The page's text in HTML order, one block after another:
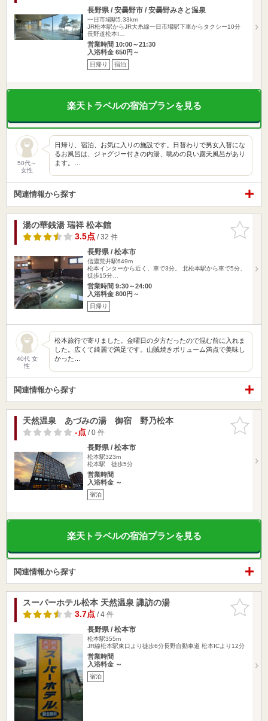
長野県 / 安曇野市 / 安曇野みさと温泉
一日市場駅5.33km
JR松本駅からJR大糸線一日市場駅下車からタクシー10分
長野道松本I…
営業時間 10:00～21:30
入浴料金 650円～
日帰り 宿泊
楽天トラベルの宿泊プランを見る
50代～
女性
日帰り、宿泊、お気に入りの施設です。日替わりで男女入替にな
るお風呂は、ジャグジー付きの内湯、眺めの良い露天風呂があり
ます。…
関連情報から探す
お気に入
りに追加
湯の華銭湯 瑞祥 松本館
3.5点/ 32 件
長野県 / 松本市
信濃荒井駅649m
松本インターから近く、車で3分。 北松本駅から車で5分、
徒歩15分…
営業時間 9:30～24:00
入浴料金 800円～
日帰り
40代 女
性
松本旅行で寄りました。金曜日の夕方だったので混む前に入れま
した。広くて綺麗で満足です。山賊焼きボリューム満点で美味し
かった…
関連情報から探す
お気に入
りに追加
天然温泉 あづみの湯 御宿 野乃松本
-点/ 0 件
長野県 / 松本市
松本駅323m
松本駅 徒歩5分
営業時間
入浴料金 ～
宿泊
楽天トラベルの宿泊プランを見る
関連情報から探す
お気に入
りに追加
スーパーホテル松本 天然温泉 諏訪の湯
3.7点/ 4 件
長野県 / 松本市
松本駅355m
JR線松本駅東口より徒歩6分長野自動車道 松本ICより12分
営業時間
入浴料金 ～
宿泊